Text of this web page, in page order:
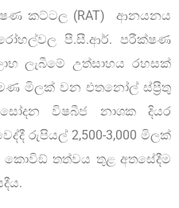
කට්ටල (RAT) ආනයනය
පී.සී.ආර්. පරීක්ෂණ
ලැබීමේ උත්සාහය රහසක්
මිලක් වන එතනෝල් ස්ප්‍රීතු
විෂබීජ නාශක දියර
රුපියල් 2,500-3,000 මිලක්
තත්වය තුළ අතසේදීම